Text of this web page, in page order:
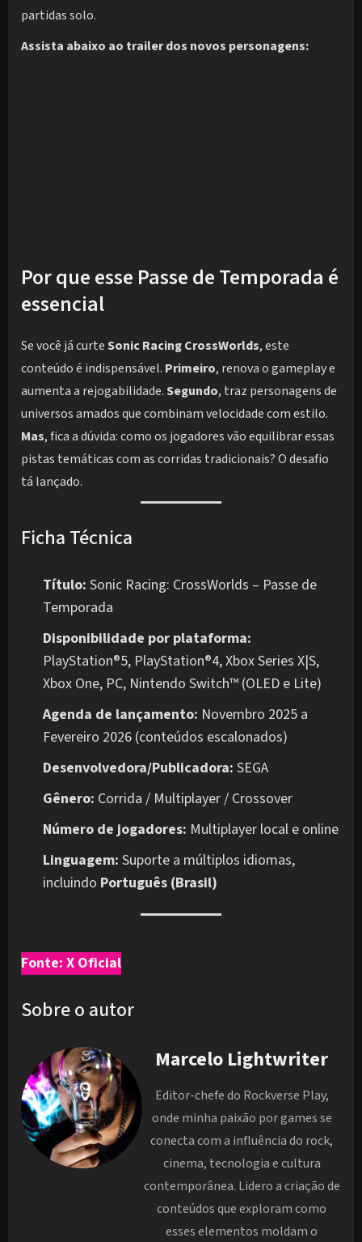
partidas solo.
Assista abaixo ao trailer dos novos personagens:
Por que esse Passe de Temporada é
essencial
Se você já curteSonic Racing CrossWorlds, este
conteúdo é indispensável. Primeiro, renova o gameplay e
aumenta a rejogabilidade.Segundo, traz personagens de
universos amados que combinam velocidade com estilo.
Mas, fica a dúvida: como os jogadores vão equilibrar essas
pistas temáticas com as corridas tradicionais? O desafio
tá lançado.
Ficha Técnica
Título: Sonic Racing: CrossWorlds – Passe de
Temporada
Disponibilidade por plataforma:
PlayStation®5, PlayStation®4, Xbox Series X|S,
Xbox One, PC, Nintendo Switch™ (OLED e Lite)
Agenda de lançamento: Novembro 2025 a
Fevereiro 2026 (conteúdos escalonados)
Desenvolvedora/Publicadora: SEGA
Gênero: Corrida / Multiplayer / Crossover
Número de jogadores: Multiplayer local e online
Linguagem: Suporte a múltiplos idiomas,
incluindo Português (Brasil)
Fonte: X Oficial
Sobre o autor
Marcelo Lightwriter
Editor-chefe do Rockverse Play,
onde minha paixão por games se
conecta com a influência do rock,
cinema, tecnologia e cultura
contemporânea. Lidero a criação de
conteúdos que exploram como
esses elementos moldam o